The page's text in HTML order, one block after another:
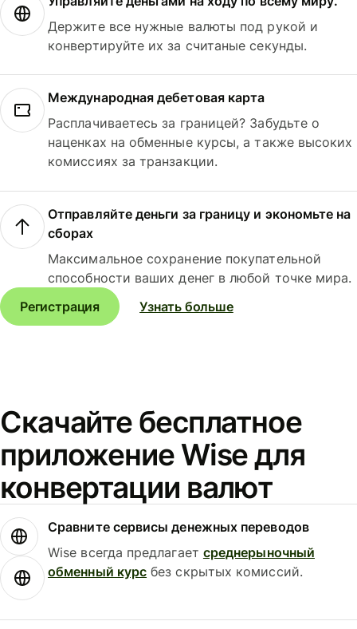
Держите все нужные валюты под рукой и
конвертируйте их за считаные секунды.
Международная дебетовая карта
Расплачиваетесь за границей? Забудьте о
наценках на обменные курсы, а также высоких
комиссиях за транзакции.
Отправляйте деньги за границу и экономьте на
сборах
Максимальное сохранение покупательной
способности ваших денег в любой точке мира.
Регистрация
Узнать больше
Скачайте бесплатное
приложение Wise для
конвертации валют
Сравните сервисы денежных переводов
Wise всегда предлагает среднерыночный
обменный курс без скрытых комиссий.